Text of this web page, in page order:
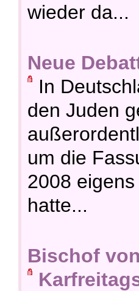
wieder da...
Neue
In
den Juden
um die
2008
hatte...
Bischof